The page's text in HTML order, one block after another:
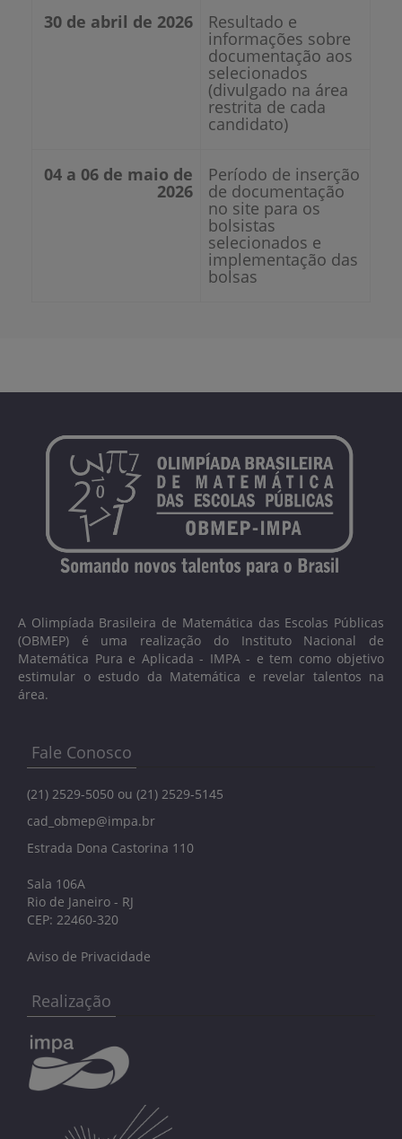
30 de abril de 2026 Resultado e
informações sobre
documentação aos
selecionados
(divulgado na área
restrita de cada
candidato)
04 a 06 de maio de
2026
Período de inserção
de documentação
no site para os
bolsistas
selecionados e
implementação das
bolsas
A Olimpíada Brasileira de Matemática das Escolas Públicas
(OBMEP) é uma realização do Instituto Nacional de
Matemática Pura e Aplicada - IMPA - e tem como objetivo
estimular o estudo da Matemática e revelar talentos na
área.
Fale Conosco
(21) 2529-5050 ou (21) 2529-5145
cad_obmep@impa.br
Estrada Dona Castorina 110
Sala 106A
Rio de Janeiro - RJ
CEP: 22460-320
Aviso de Privacidade
Realização